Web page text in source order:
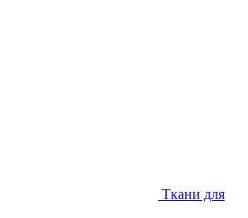
Ткани для